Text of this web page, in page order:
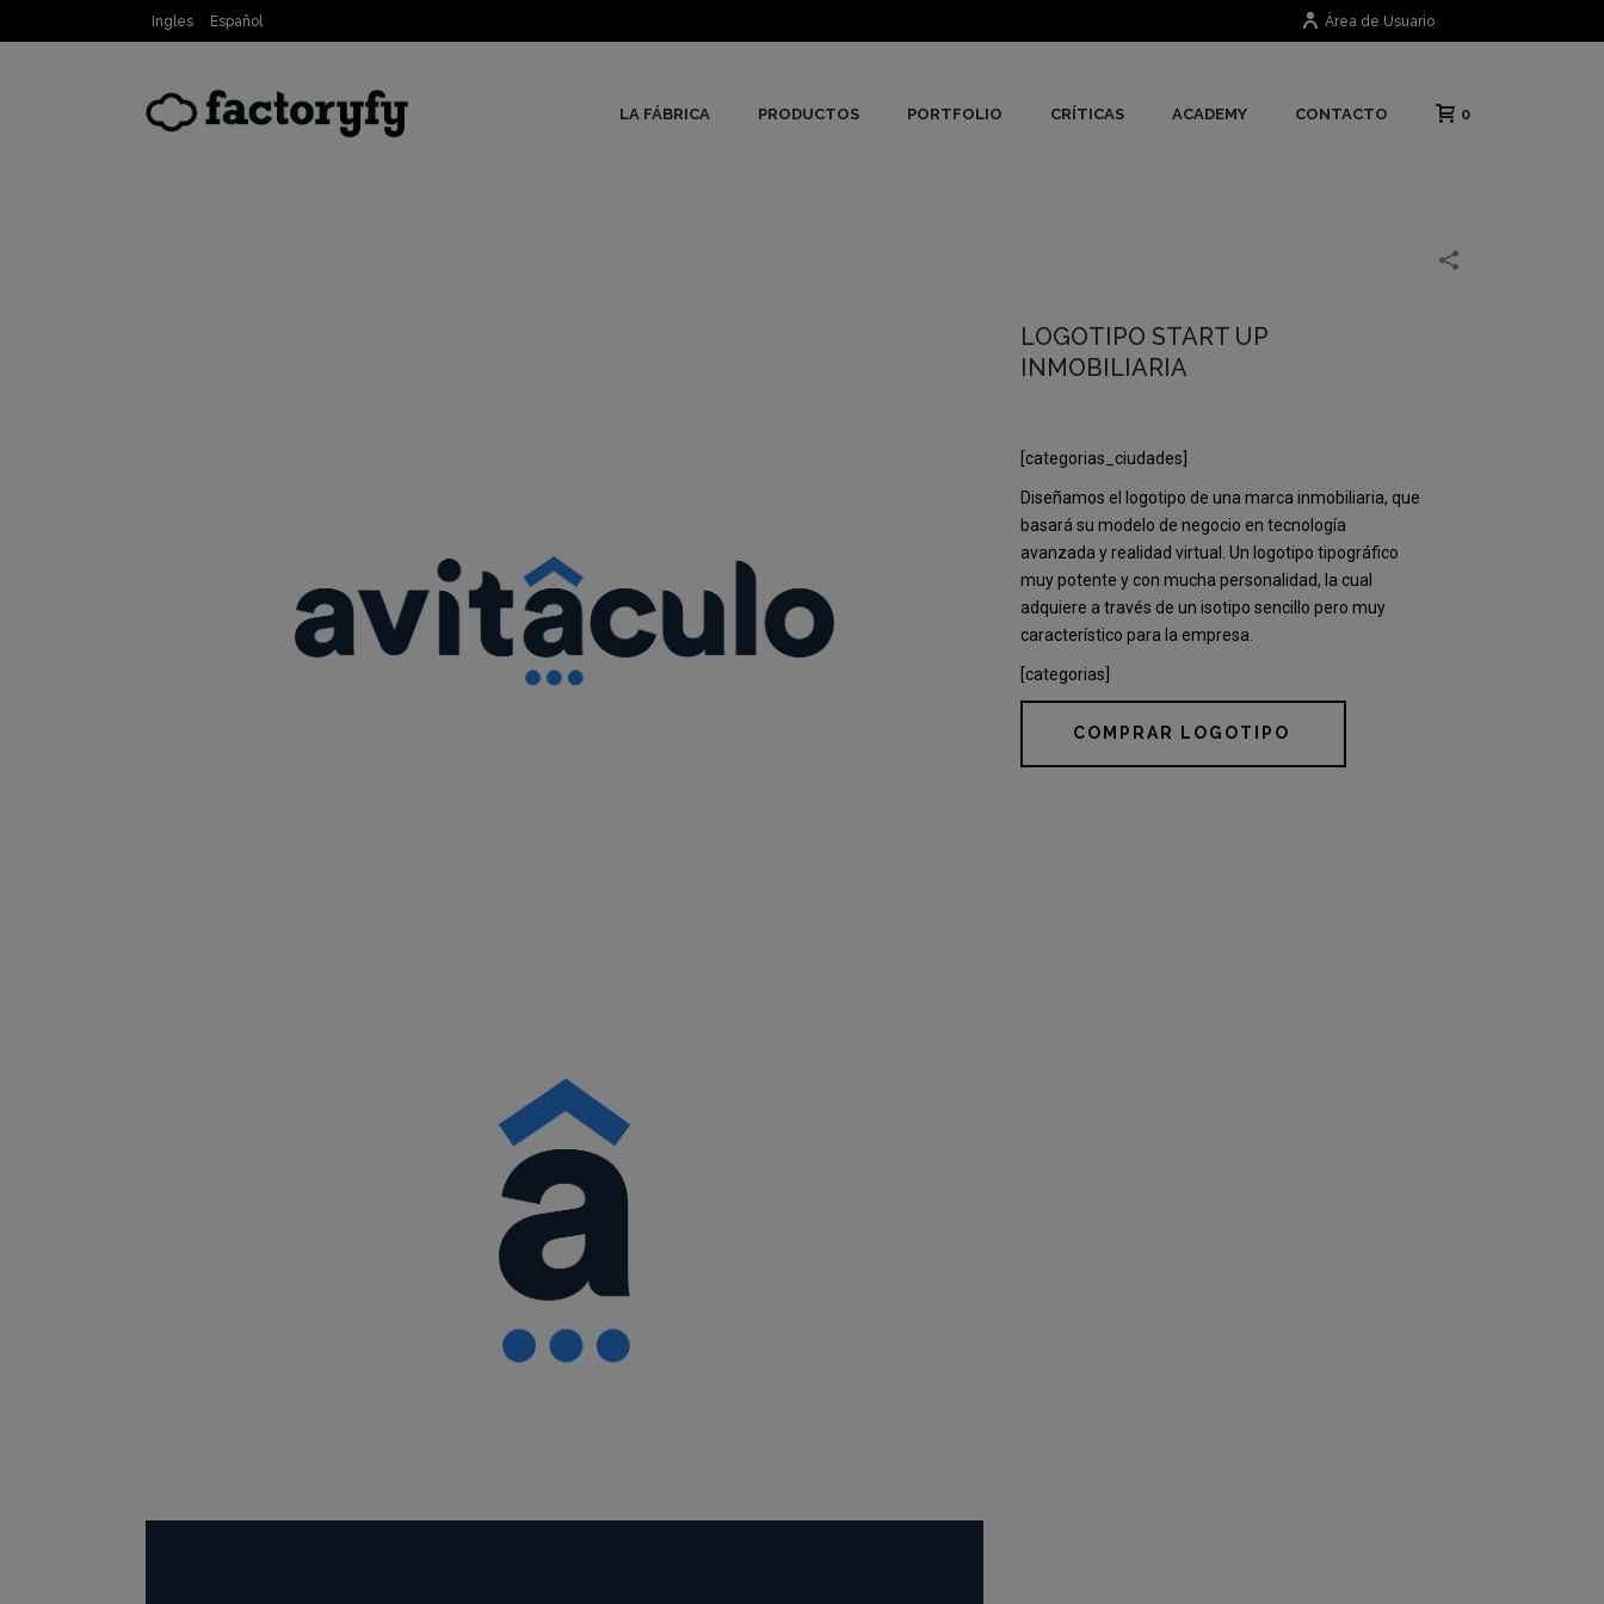
Ingles Español Área de Usuario
LA FÁBRICA PRODUCTOS PORTFOLIO CRÍTICAS ACADEMY CONTACTO 0
LOGOTIPO START UP
INMOBILIARIA
[categorias_ciudades]
Diseñamos el logotipo de una marca inmobiliaria, que
basará su modelo de negocio en tecnología
avanzada y realidad virtual. Un logotipo tipográfico
muy potente y con mucha personalidad, la cual
adquiere a través de un isotipo sencillo pero muy
característico para la empresa.
[categorias]
COMPRAR LOGOTIPO